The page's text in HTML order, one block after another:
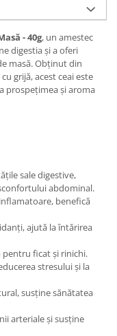
- 40g, un amestec
digestia și a oferi
masă. Obținut din
grijă, acest ceai este
prospețimea și aroma
sale digestive,
abdominal.
benefică
ajută la întărirea
ficat și rinichi.
stresului și la
susține sănătatea
arteriale și susține